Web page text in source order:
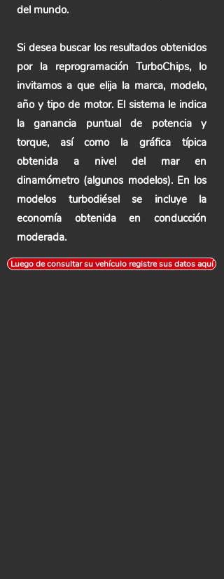
del mundo.
Si desea buscar los resultados obtenidos
por la reprogramación TurboChips, lo
invitamos a que elija la marca, modelo,
año y tipo de motor. El sistema le indica
la ganancia puntual de potencia y
torque, así como la gráfica típica
obtenida a nivel del mar en
dinamómetro (algunos modelos). En los
modelos turbodiésel se incluye la
economía obtenida en conducción
moderada.
Luego de consultar su vehículo registre sus datos aquí